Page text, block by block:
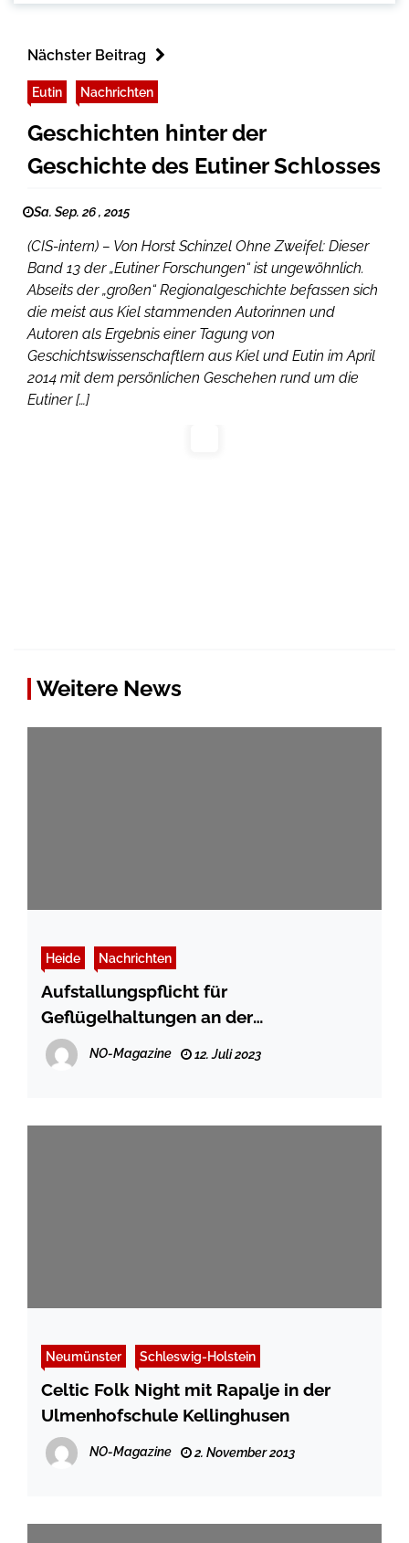
Nächster Beitrag
Eutin Nachrichten
Geschichten hinter der
Geschichte des Eutiner Schlosses
Sa. Sep. 26 , 2015
(CIS-intern) – Von Horst Schinzel Ohne Zweifel: Dieser
Band 13 der „Eutiner Forschungen“ ist ungewöhnlich.
Abseits der „großen“ Regionalgeschichte befassen sich
die meist aus Kiel stammenden Autorinnen und
Autoren als Ergebnis einer Tagung von
Geschichtswissenschaftlern aus Kiel und Eutin im April
2014 mit dem persönlichen Geschehen rund um die
Eutiner […]
Weitere News
Heide Nachrichten
Aufstallungspflicht für
Geflügelhaltungen an der
Dithmarscher Nordseeküste und
kreisweites Ausstellungsverbot
NO-Magazine 12. Juli 2023
Neumünster Schleswig-Holstein
Celtic Folk Night mit Rapalje in der
Ulmenhofschule Kellinghusen
NO-Magazine 2. November 2013